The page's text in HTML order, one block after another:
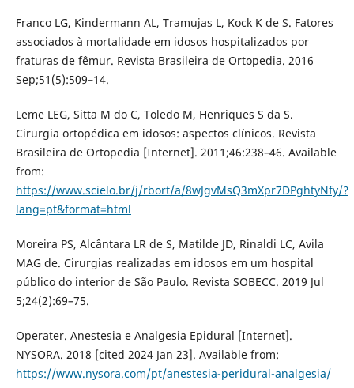
Franco LG, Kindermann AL, Tramujas L, Kock K de S. Fatores
associados à mortalidade em idosos hospitalizados por
fraturas de fêmur. Revista Brasileira de Ortopedia. 2016
Sep;51(5):509–14.
Leme LEG, Sitta M do C, Toledo M, Henriques S da S.
Cirurgia ortopédica em idosos: aspectos clínicos. Revista
Brasileira de Ortopedia [Internet]. 2011;46:238–46. Available
from:
https://www.scielo.br/j/rbort/a/8wJgvMsQ3mXpr7DPghtyNfy/?
lang=pt&format=html
Moreira PS, Alcântara LR de S, Matilde JD, Rinaldi LC, Avila
MAG de. Cirurgias realizadas em idosos em um hospital
público do interior de São Paulo. Revista SOBECC. 2019 Jul
5;24(2):69–75.
Operater. Anestesia e Analgesia Epidural [Internet].
NYSORA. 2018 [cited 2024 Jan 23]. Available from:
https://www.nysora.com/pt/anestesia-peridural-analgesia/